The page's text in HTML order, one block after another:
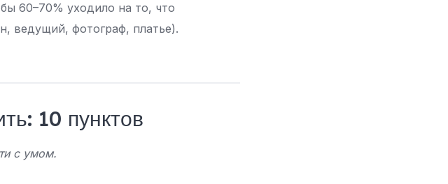
60–70% уходило на то, что
ведущий, фотограф, платье).
10 пунктов
с умом.